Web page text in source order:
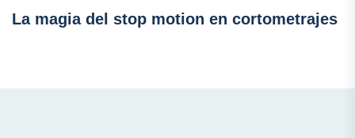
La magia del stop motion en cortometrajes